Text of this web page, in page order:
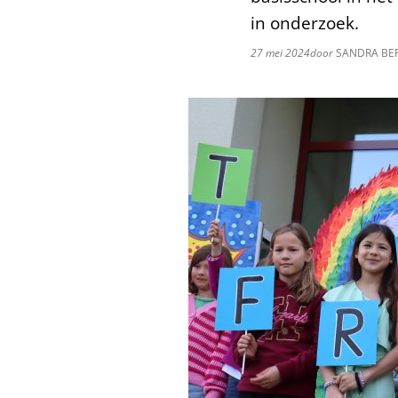
in onderzoek.
27 mei 2024doorSANDRA